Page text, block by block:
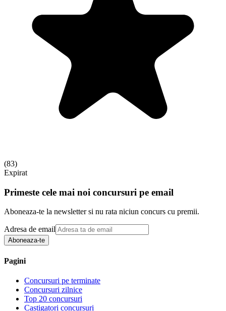
(83)
Expirat
Primeste cele mai noi concursuri pe email
Aboneaza-te la newsletter si nu rata niciun concurs cu premii.
Adresa de email
Aboneaza-te
Pagini
Concursuri pe terminate
Concursuri zilnice
Top 20 concursuri
Castigatori concursuri